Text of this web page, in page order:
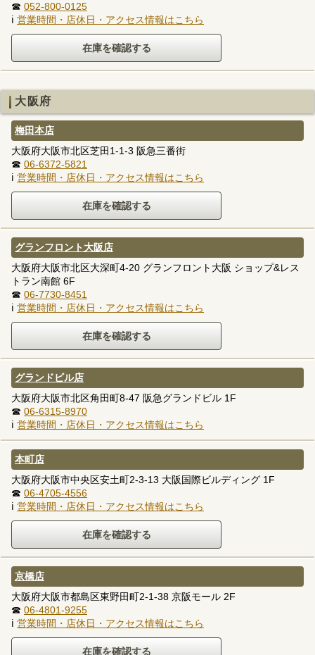
☎ 052-800-0125
ℹ 営業時間・店休日・アクセス情報はこちら
大阪府
梅田本店
大阪府大阪市北区芝田1-1-3 阪急三番街
☎ 06-6372-5821
ℹ 営業時間・店休日・アクセス情報はこちら
グランフロント大阪店
大阪府大阪市北区大深町4-20 グランフロント大阪 ショップ&レス
トラン南館 6F
☎ 06-7730-8451
ℹ 営業時間・店休日・アクセス情報はこちら
グランドビル店
大阪府大阪市北区角田町8-47 阪急グランドビル 1F
☎ 06-6315-8970
ℹ 営業時間・店休日・アクセス情報はこちら
本町店
大阪府大阪市中央区安土町2-3-13 大阪国際ビルディング 1F
☎ 06-4705-4556
ℹ 営業時間・店休日・アクセス情報はこちら
京橋店
大阪府大阪市都島区東野田町2-1-38 京阪モール 2F
☎ 06-4801-9255
ℹ 営業時間・店休日・アクセス情報はこちら